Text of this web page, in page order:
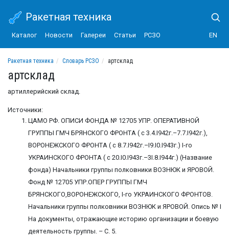
Ракетная техника
Каталог Новости Галереи Статьи РСЗО EN
Ракетная техника Словарь РСЗО артсклад
артсклад
артиллерийский склад.
Источники:
ЦАМО РФ. ОПИСИ ФОНДА № 12705 УПР. ОПЕРАТИВНОЙ
ГРУППЫ ГМЧ БРЯНСКОГО ФРОНТА ( с 3.4.I942г.–7.7.I942г.),
ВОРОНЕЖСКОГО ФРОНТА ( с 8.7.I942г.–I9.I0.I943г.) I-го
УКРАИНСКОГО ФРОНТА ( с 20.I0.I943г.–3I.8.I944г.) (Название
фонда) Начальники группы полковники ВОЗНЮК и ЯРОВОЙ.
Фонд № 12705 УПР.ОПЕР ГРУППЫ ГМЧ
БРЯНСКОГО,ВОРОНЕЖСКОГО, I-го УКРАИНСКОГО ФРОНТОВ.
Начальники группы полковники ВОЗНЮК и ЯРОВОЙ. Опись № I
На документы, отражающие историю организации и боевую
деятельность группы. – С. 5.